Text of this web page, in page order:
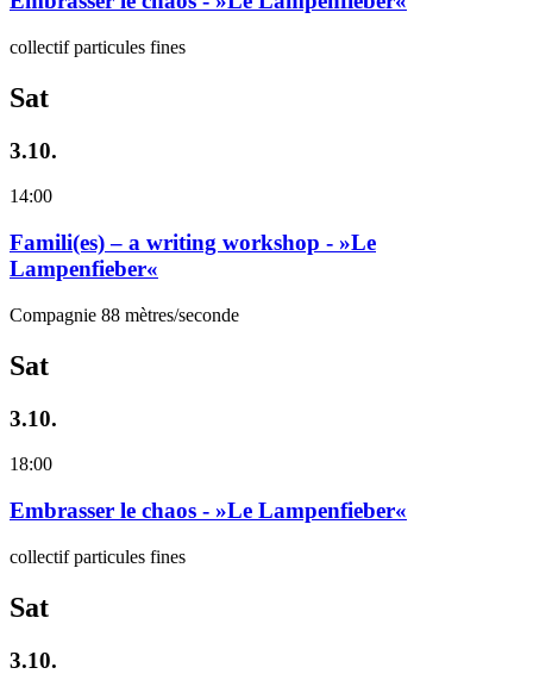
collectif particules fines
Sat
3.10.
14:00
Famili(es) – a writing workshop - »Le
Lampenfieber«
Compagnie 88 mètres/seconde
Sat
3.10.
18:00
Embrasser le chaos - »Le Lampenfieber«
collectif particules fines
Sat
3.10.